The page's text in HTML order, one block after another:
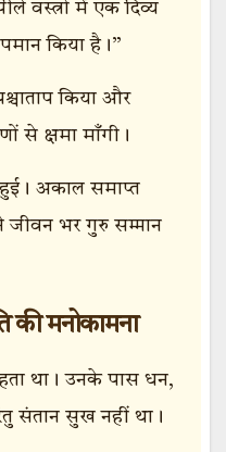
वस्त्रों में एक दिव्य
किया है।”
किया और
से क्षमा माँगी।
अकाल समाप्त
जीवन भर गुरु सम्मान
की मनोकामना
था। उनके पास धन,
संतान सुख नहीं था।